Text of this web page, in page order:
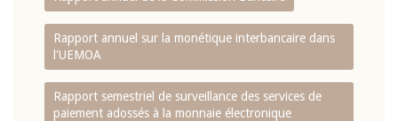
Rapport annuel sur la monétique interbancaire dans
l'UEMOA
Rapport semestriel de surveillance des services de
paiement adossés à la monnaie électronique